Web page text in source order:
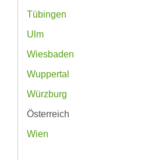
Tübingen
Ulm
Wiesbaden
Wuppertal
Würzburg
Österreich
Wien